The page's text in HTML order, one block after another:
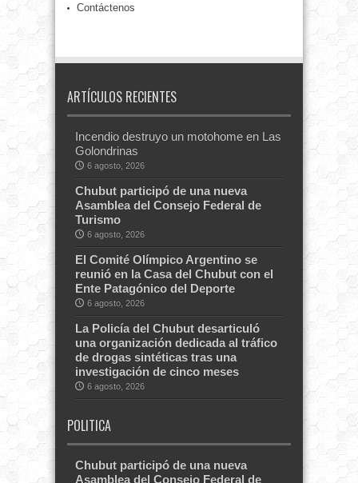
Contáctenos
ARTÍCULOS RECIENTES
Incendio destruyo un motohome en Las
Golondrinas
6 agosto, 2026
Chubut participó de una nueva
Asamblea del Consejo Federal de
Turismo
6 agosto, 2026
El Comité Olímpico Argentino se
reunió en la Casa del Chubut con el
Ente Patagónico del Deporte
6 agosto, 2026
La Policía del Chubut desarticuló
una organización dedicada al tráfico
de drogas sintéticas tras una
investigación de cinco meses
6 agosto, 2026
POLITICA
Chubut participó de una nueva
Asamblea del Consejo Federal de